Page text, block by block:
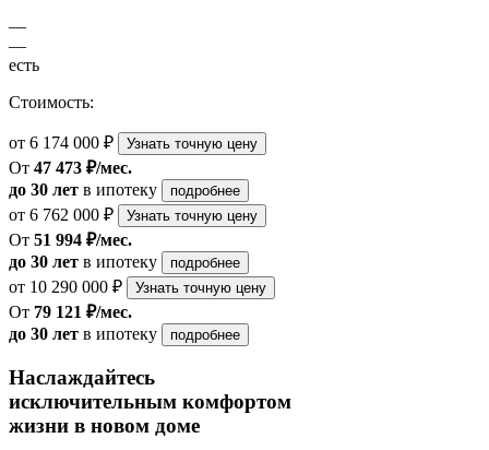
—
—
есть
Стоимость:
от 6 174 000 ₽ Узнать точную цену
От 47 473 ₽/мес.
до 30 лет в ипотеку подробнее
от 6 762 000 ₽ Узнать точную цену
От 51 994 ₽/мес.
до 30 лет в ипотеку подробнее
от 10 290 000 ₽ Узнать точную цену
От 79 121 ₽/мес.
до 30 лет в ипотеку подробнее
Наслаждайтесь
исключительным комфортом
жизни в новом доме